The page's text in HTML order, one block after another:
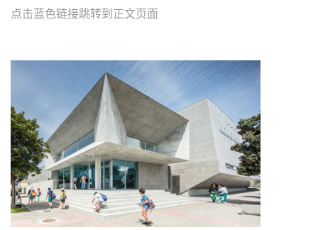
点击蓝色链接跳转到正文页面